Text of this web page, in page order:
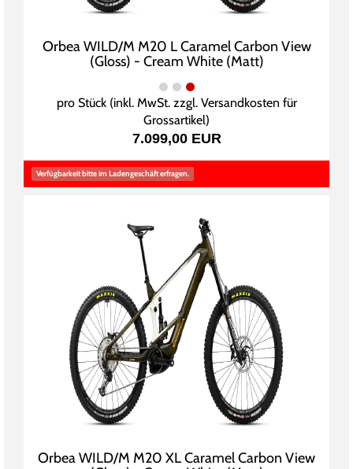
Orbea WILD/M M20 L Caramel Carbon View
(Gloss) - Cream White (Matt)
pro Stück (inkl. MwSt. zzgl. Versandkosten für
Grossartikel)
7.099,00 EUR
Verfügbarkeit bitte im Ladengeschäft erfragen.
Orbea WILD/M M20 XL Caramel Carbon View